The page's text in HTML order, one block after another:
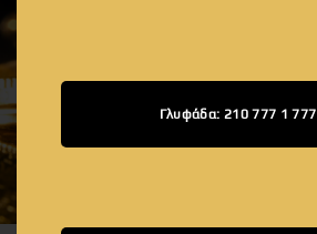
Γλυφάδα: 210 777 1 777